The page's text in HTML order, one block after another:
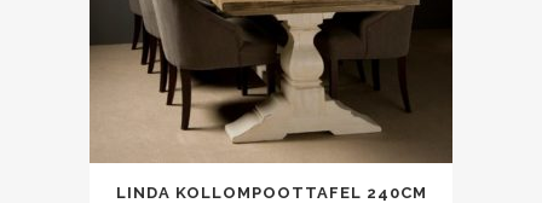
LINDA KOLLOMPOOTTAFEL 240CM